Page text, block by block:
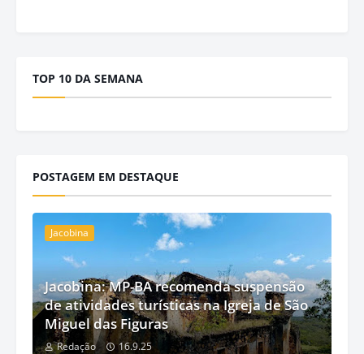
TOP 10 DA SEMANA
POSTAGEM EM DESTAQUE
Jacobina
Jacobina: MP-BA recomenda suspensão
de atividades turísticas na Igreja de São
Miguel das Figuras
Redação 16.9.25